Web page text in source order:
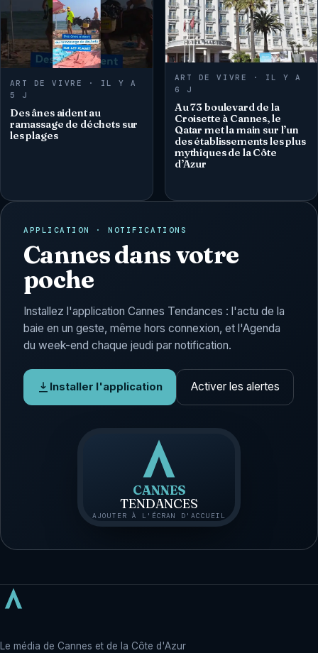
ART DE VIVRE · IL Y A
5 J
Des ânes aident au
ramassage de déchets sur
les plages
ART DE VIVRE · IL Y A
6 J
Au 73 boulevard de la
Croisette à Cannes, le
Qatar met la main sur l’un
des établissements les plus
mythiques de la Côte
d’Azur
APPLICATION · NOTIFICATIONS
Cannes dans votre
poche
Installez l'application Cannes Tendances : l'actu de la
baie en un geste, même hors connexion, et l'Agenda
du week-end chaque jeudi par notification.
Installer l'application Activer les alertes
CANNES
TENDANCES
AJOUTER À L'ÉCRAN D'ACCUEIL
Le média de Cannes et de la Côte d'Azur